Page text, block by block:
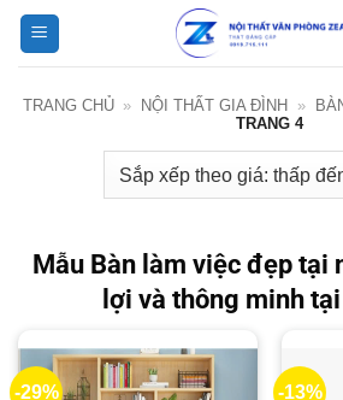
Bỏ
qua
nội
dungTRANG CHỦ » NỘI THẤT GIA ĐÌNH »
TRANG 4
Mẫu Bàn làm việc đẹp tại
lợi và thông minh
-29% -13%